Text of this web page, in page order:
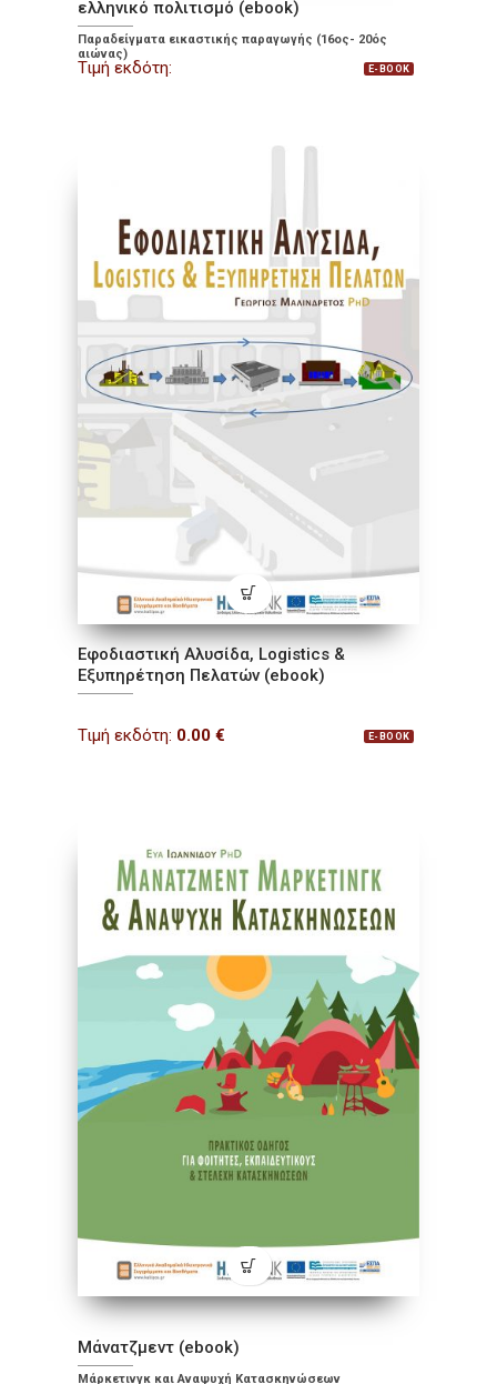
ελληνικό πολιτισμό (ebook)
Παραδείγματα εικαστικής παραγωγής (16ος- 20ός
αιώνας)
E-BOOK
Τιμή εκδότη:
Εφοδιαστική Αλυσίδα, Logistics &
Εξυπηρέτηση Πελατών (ebook)
E-BOOK
Τιμή εκδότη: 0.00 €
Μάνατζμεντ (ebook)
Μάρκετινγκ και Αναψυχή Κατασκηνώσεων